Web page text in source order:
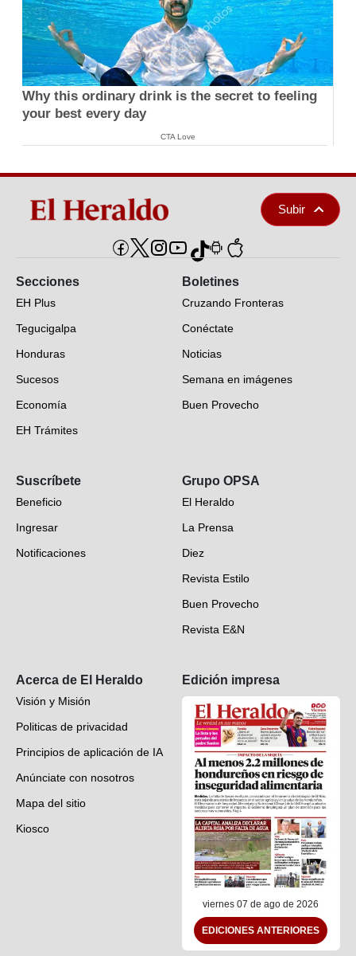
Why this ordinary drink is the secret to feeling
your best every day
CTA Love
Subir
Secciones
EH Plus
Tegucigalpa
Honduras
Sucesos
Economía
EH Trámites
EH Verifica
Fotogalerías
Deportes
Videos
Boletines
Cruzando Fronteras
Conéctate
Noticias
Semana en imágenes
Buen Provecho
Suscríbete
Beneficio
Ingresar
Notificaciones
Grupo OPSA
El Heraldo
La Prensa
Diez
Revista Estilo
Buen Provecho
Revista E&N
Acerca de El Heraldo
Visión y Misión
Politicas de privacidad
Principios de aplicación de IA
Anúnciate con nosotros
Mapa del sitio
Kiosco
Edición impresa
viernes 07 de ago de 2026
EDICIONES ANTERIORES